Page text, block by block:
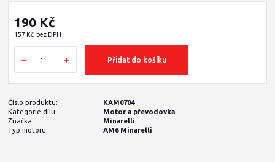
190 Kč
157 Kč bez DPH
Přidat do košíku
Číslo produktu:
KAM0704
Kategorie dílu:
Motor a převodovka
Značka:
Minarelli
Typ motoru:
AM6 Minarelli